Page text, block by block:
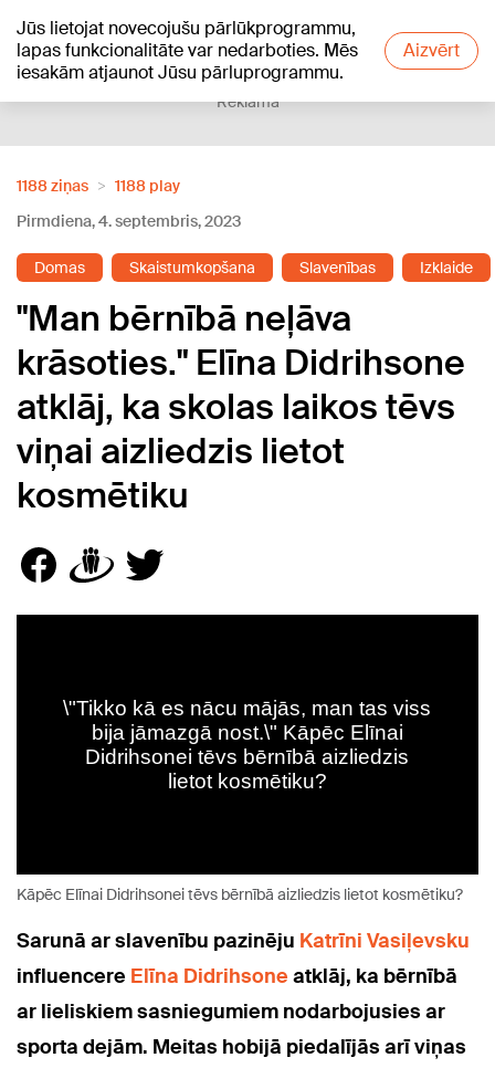
Jūs lietojat novecojušu pārlūkprogrammu,
lapas funkcionalitāte var nedarboties. Mēs
iesakām atjaunot Jūsu pārluprogrammu.
Aizvērt
+12°C
Reklāma
1188 ziņas
1188 play
Pirmdiena, 4. septembris, 2023
Domas Skaistumkopšana Slavenības Izklaide
"Man bērnībā neļāva
krāsoties." Elīna Didrihsone
atklāj, ka skolas laikos tēvs
viņai aizliedzis lietot
kosmētiku
Kāpēc Elīnai Didrihsonei tēvs bērnībā aizliedzis lietot kosmētiku?
Sarunā ar slavenību pazinēju Katrīni Vasiļevsku
influencere Elīna Didrihsone atklāj, ka bērnībā
ar lieliskiem sasniegumiem nodarbojusies ar
sporta dejām. Meitas hobijā piedalījās arī viņas